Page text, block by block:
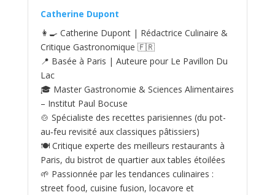
Catherine Dupont
👩‍🍳 Catherine Dupont | Rédactrice Culinaire &
Critique Gastronomique 🇫🇷
📍 Basée à Paris | Auteure pour Le Pavillon Du
Lac
🎓 Master Gastronomie & Sciences Alimentaires
– Institut Paul Bocuse
🍲 Spécialiste des recettes parisiennes (du pot-
au‑feu revisité aux classiques pâtissiers)
🍽️ Critique experte des meilleurs restaurants à
Paris, du bistrot de quartier aux tables étoilées
🌱 Passionnée par les tendances culinaires :
street food, cuisine fusion, locavore et